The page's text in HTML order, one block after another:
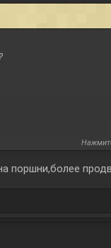
поршни,более